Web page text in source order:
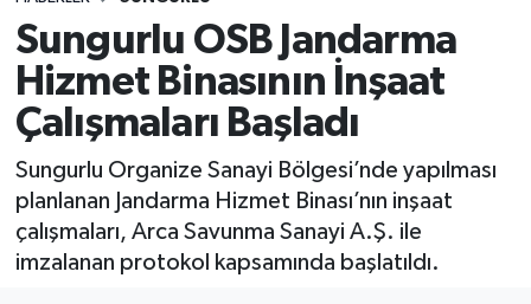
Sungurlu OSB Jandarma
Hizmet Binasının İnşaat
Çalışmaları Başladı
Sungurlu Organize Sanayi Bölgesi’nde yapılması
planlanan Jandarma Hizmet Binası’nın inşaat
çalışmaları, Arca Savunma Sanayi A.Ş. ile
imzalanan protokol kapsamında başlatıldı.